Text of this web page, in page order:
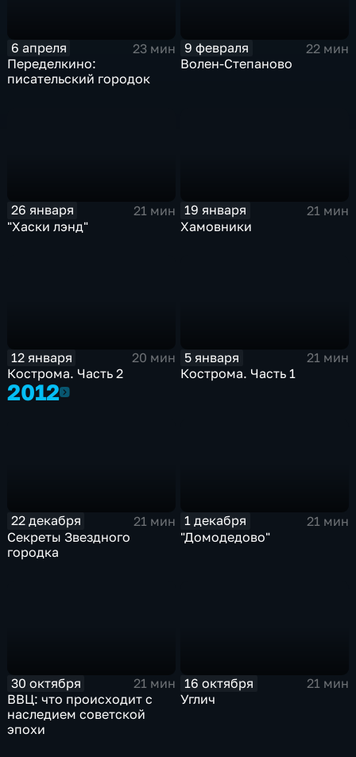
6 апреля
23 мин
Переделкино:
писательский городок
9 февраля
22 мин
Волен-Степаново
26 января
21 мин
"Хаски лэнд"
19 января
21 мин
Хамовники
12 января
20 мин
Кострома. Часть 2
5 января
21 мин
Кострома. Часть 1
20122012
22 декабря
21 мин
Секреты Звездного
городка
1 декабря
21 мин
"Домодедово"
30 октября
21 мин
ВВЦ: что происходит с
наследием советской
эпохи
16 октября
21 мин
Углич